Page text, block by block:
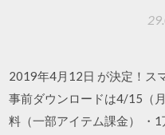
2019年4月12日 が決定！ス
事前ダウンロードは4/15（
料（一部アイテム課金） ・